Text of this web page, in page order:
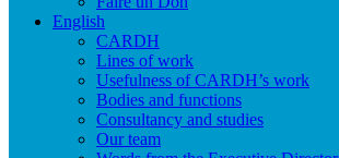
English
CARDH
Lines of work
Usefulness of CARDH’s work
Bodies and functions
Consultancy and studies
Our team